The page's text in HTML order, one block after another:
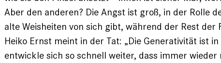
Aber den anderen? Die Angst ist groß, in der Rolle
alte Weisheiten von sich gibt, während der Rest der
Heiko Ernst meint in der Tat: „Die Generativität ist
entwickle sich so schnell weiter, dass immer